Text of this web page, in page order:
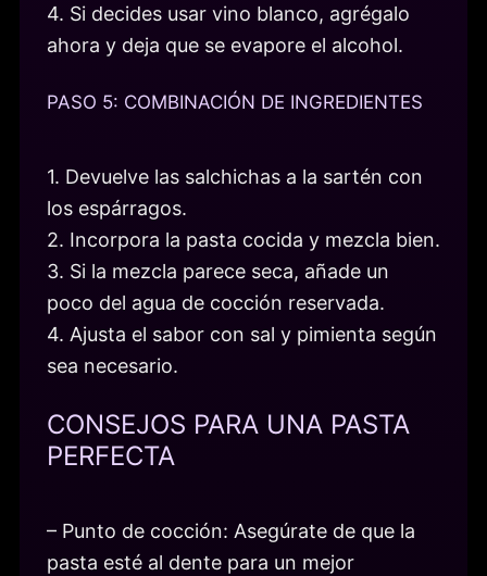
4. Si decides usar vino blanco, agrégalo
ahora y deja que se evapore el alcohol.
PASO 5: COMBINACIÓN DE INGREDIENTES
1. Devuelve las salchichas a la sartén con
los espárragos.
2. Incorpora la pasta cocida y mezcla bien.
3. Si la mezcla parece seca, añade un
poco del agua de cocción reservada.
4. Ajusta el sabor con sal y pimienta según
sea necesario.
CONSEJOS PARA UNA PASTA
PERFECTA
– Punto de cocción: Asegúrate de que la
pasta esté al dente para un mejor